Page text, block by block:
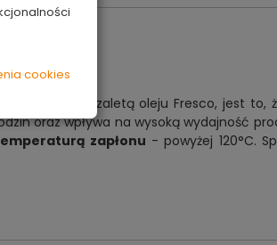
Najważniejszą zaletą oleju Fresco, jest to,
oraz wpływa na wysoką wydajność
zapłonu - powyżej 120°C.
cookies